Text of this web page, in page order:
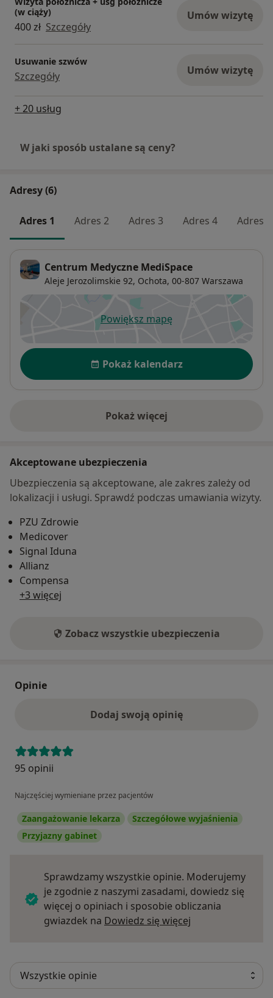
(w ciąży)
400 zł Szczegóły
Umów wizytę
Usuwanie szwów
Szczegóły Umów wizytę
+ 20 usług
W jaki sposób ustalane są ceny?
Adresy (6)
Adres 1 Adres 2 Adres 3 Adres 4 Adres 5
Centrum Medyczne MediSpace
Aleje Jerozolimskie 92, Ochota, 00-807 Warszawa
Powiększ mapęotwiera się w nowej karcie
Dostępność
Pokaż kalendarz
Pokaż więcej
o adresie
Akceptowane ubezpieczenia
Ubezpieczenia są akceptowane, ale zakres zależy od
lokalizacji i usługi. Sprawdź podczas umawiania wizyty.
PZU Zdrowie
Medicover
Signal Iduna
Allianz
Compensa
+3 więcej
Zobacz wszystkie ubezpieczenia
Opinie
Dodaj swoją opinię
95 opinii
Najczęściej wymieniane przez pacjentów
Zaangażowanie lekarza
Szczegółowe wyjaśnienia
Przyjazny gabinet
Sprawdzamy wszystkie opinie. Moderujemy
je zgodnie z naszymi zasadami, dowiedz się
więcej o opiniach i sposobie obliczania
gwiazdek na Dowiedz się więcej